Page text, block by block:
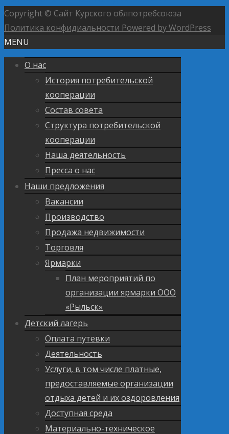
Copyright © Сайт Курского облпотребсоюза
Политика конфидиальности Powered by WordPress
MENU
О нас
История потребительской
кооперации
Состав совета
Структура потребительской
кооперации
Наша деятельность
Пресса о нас
Наши предложения
Вакансии
Производство
Продажа недвижимости
Торговля
Ярмарки
План мероприятий по
организации ярмарки ООО
«Рыльск»
Детский лагерь
Оплата путевки
Деятельность
Услуги, в том числе платные,
предоставляемые организации
отдыха детей и их оздоровления
Доступная среда
Материально-техническое